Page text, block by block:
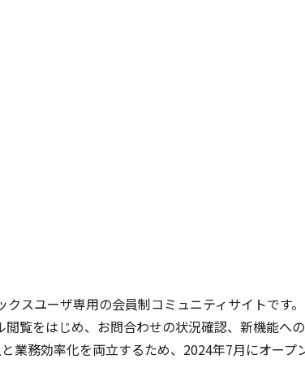
クスユーザ専用の会員制コミュニティサイトです。
覧をはじめ、お問合わせの状況確認、新機能へ
業務効率化を両立するため、2024年7月にオープ